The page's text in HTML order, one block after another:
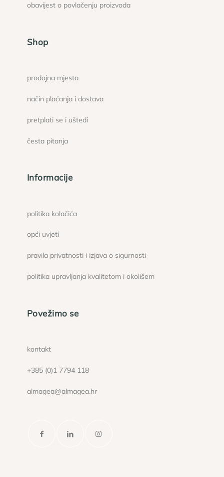
obavijest o povlačenju proizvoda
Shop
prodajna mjesta
način plaćanja i dostava
pretplati se i uštedi
česta pitanja
Informacije
politika kolačića
opći uvjeti
pravila privatnosti i izjava o sigurnosti
politika upravljanja kvalitetom i okolišem
Povežimo se
kontakt
+385 (0)1 7794 118
almagea@almagea.hr